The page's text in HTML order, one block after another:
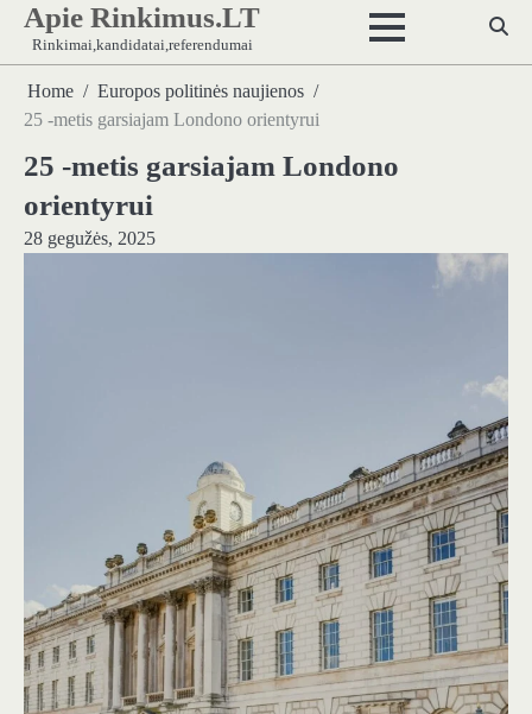
Skip
content
Apie Rinkimus.LT
Rinkimai,kandidatai,referendumai
Home
Europos politinės naujienos
25 -metis garsiajam Londono orientyrui
25 -metis garsiajam Londono
orientyrui
28 gegužės, 2025